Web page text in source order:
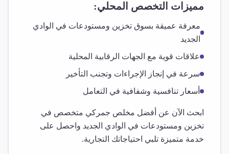
مميزات التخصص المحلي:
معرفة عميقة بسوقتخزين ومستودعات في الوادي
الجديد
علاقات قوية مع الجهات الرقابية المحلية
سرعة في إنجاز الإجراءات وتجنب التأخير
أسعار تنافسية وشفافية في التعامل
ابحث الآن عن أفضل مخلص جمركي متخصص في
تخزين ومستودعات في الوادي الجديد واحصل على
خدمة متميزة تلبي احتياجاتك التجارية.